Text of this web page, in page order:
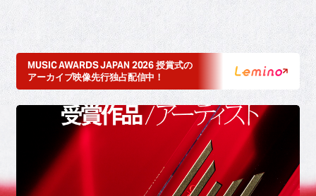
MUSIC AWARDS JAPAN 2026 授賞式の
アーカイブ映像先行独占配信中！